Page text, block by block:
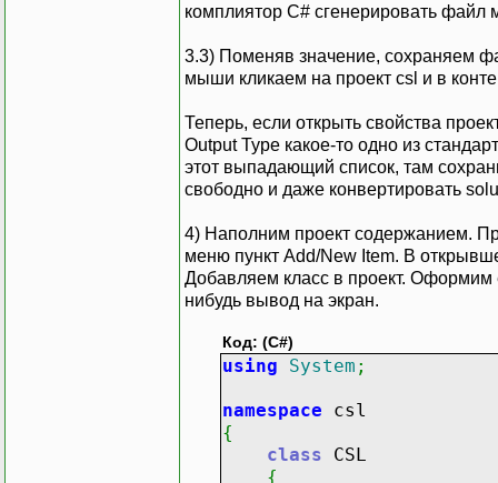
комплиятор C# сгенерировать файл
3.3) Поменяв значение, сохраняем
мыши кликаем на проект csl и в
Теперь, если открыть свойства
Output Type какое-то одно из
этот выпадающий список, там
свободно и даже конвертировать
4) Наполним проект содержанием.
меню пункт Add/New Item. В
Добавляем класс в проект. Оформим
нибудь вывод на экран.
Код: (C#)
using System ;
namespace csl
{
class CSL
{